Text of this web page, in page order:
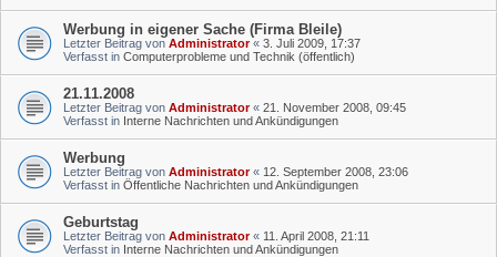
Werbung in eigener Sache (Firma Bleile)
Letzter Beitrag von Administrator« 3. Juli 2009, 17:37
Verfasst in Computerprobleme und Technik (öffentlich)
21.11.2008
Letzter Beitrag von Administrator« 21. November 2008, 09:45
Verfasst in Interne Nachrichten und Ankündigungen
Werbung
Letzter Beitrag von Administrator« 12. September 2008, 23:06
Verfasst in Öffentliche Nachrichten und Ankündigungen
Geburtstag
Letzter Beitrag von Administrator« 11. April 2008, 21:11
Verfasst in Interne Nachrichten und Ankündigungen